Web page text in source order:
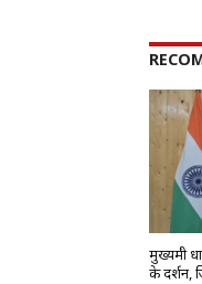
मुख्यमंत्री
के दर्शन,